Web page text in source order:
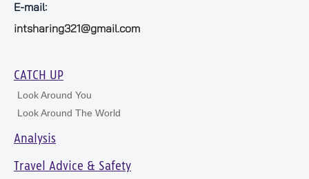
E-mail:
intsharing321@gmail.com
CATCH UP
Look Around You
Look Around The World
Analysis
Travel Advice & Safety